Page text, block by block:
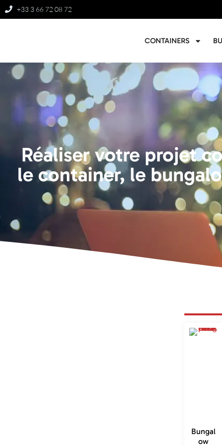
+33 3 66 72 08 72
CONTAINERS
Réaliser votre projet
le container, le
Bungal
ow